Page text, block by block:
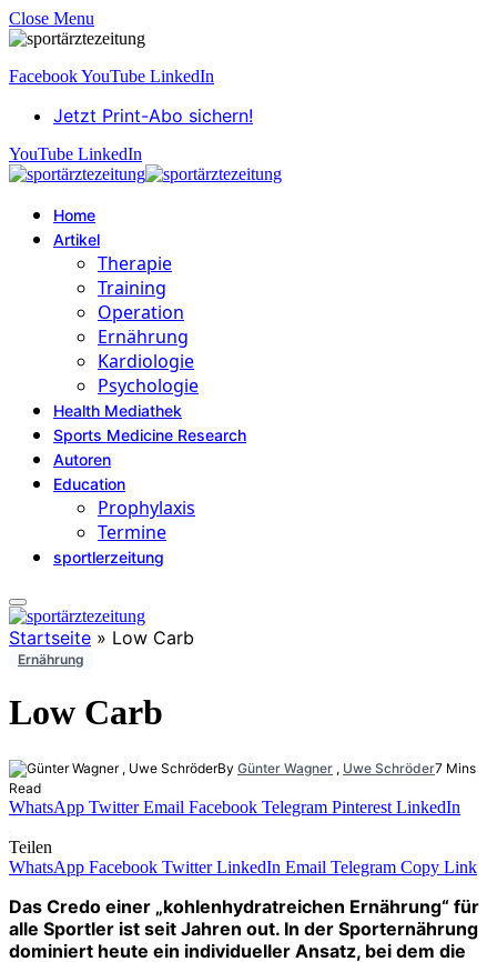
Close Menu
FacebookYouTube LinkedIn
Jetzt Print-Abo sichern!
YouTube LinkedIn
Home
Artikel
Therapie
Training
Operation
Ernährung
Kardiologie
Psychologie
Health Mediathek
Sports Medicine Research
Autoren
Education
Prophylaxis
Termine
sportlerzeitung
Startseite » Low Carb
Ernährung
Low Carb
By Günter Wagner , Uwe Schröder7 Mins
Read
WhatsApp Twitter Email Facebook Telegram Pinterest LinkedIn
Teilen
WhatsApp Facebook Twitter LinkedIn Email Telegram Copy Link
Das Credo einer „kohlenhydratreichen Ernährung“ für
alle Sportler ist seit Jahren out. In der Sporternährung
dominiert heute ein individueller Ansatz, bei dem die